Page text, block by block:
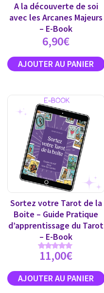
A la découverte de soi
avec les Arcanes Majeurs
– E-Book
6,90€
Sortez votre Tarot de la
Boite – Guide Pratique
d’apprentissage du Tarot
– E-Book
Note
5.00
11,00€